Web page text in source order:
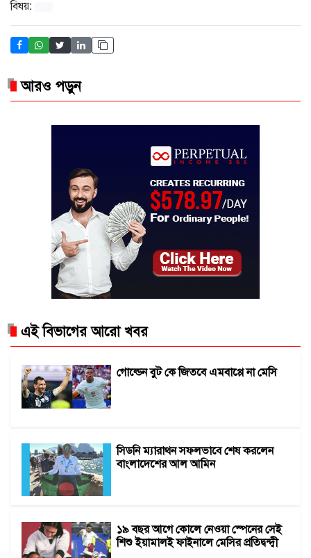
বিষয়:
আরও পড়ুন
এই বিভাগের আরো খবর
গোল্ডেন বুট কে জিতবে এমবাপ্পে না মেসি
সিডনি ম্যারাথন সফলভাবে শেষ করলেন
বাংলাদেশের আল আমিন
১৯ বছর আগে কোলে নেওয়া স্পেনের সেই
শিশু ইয়ামালই ফাইনালে মেসির প্রতিদ্বন্দ্বী